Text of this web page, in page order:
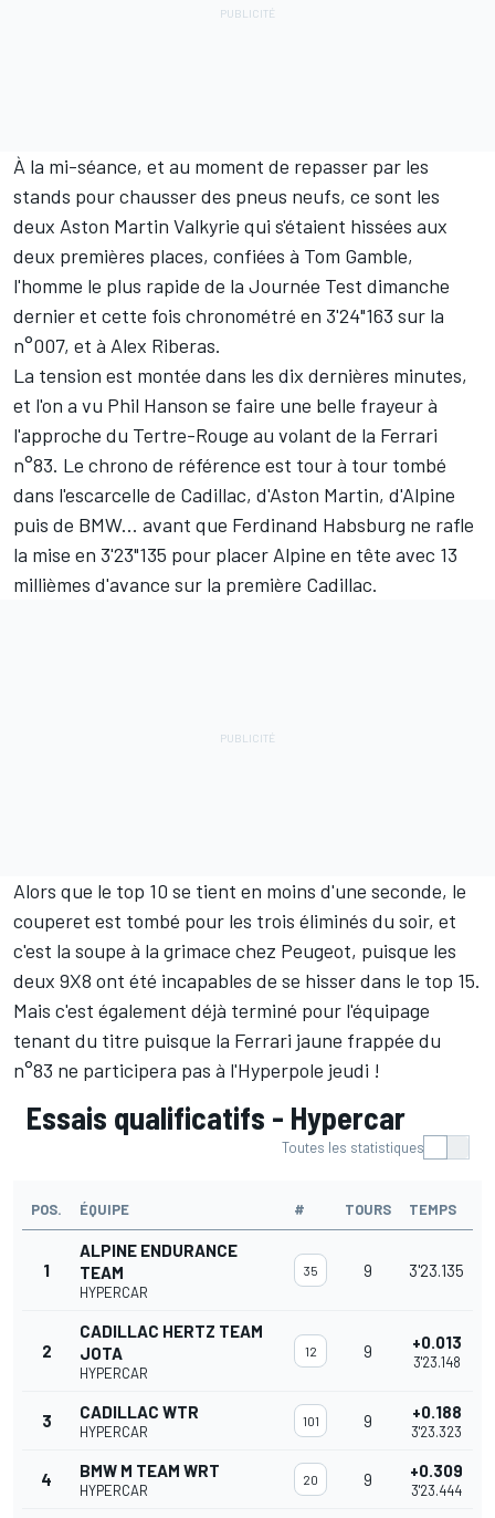
À la mi-séance, et au moment de repasser par les
stands pour chausser des pneus neufs, ce sont les
deux Aston Martin Valkyrie qui s'étaient hissées aux
deux premières places, confiées à Tom Gamble,
l'homme le plus rapide de la Journée Test dimanche
dernier et cette fois chronométré en 3'24"163 sur la
n°007, et à Alex Riberas.
La tension est montée dans les dix dernières minutes,
et l'on a vu Phil Hanson se faire une belle frayeur à
l'approche du Tertre-Rouge au volant de la Ferrari
n°83. Le chrono de référence est tour à tour tombé
dans l'escarcelle de Cadillac, d'Aston Martin, d'Alpine
puis de BMW... avant que Ferdinand Habsburg ne rafle
la mise en 3'23"135 pour placer Alpine en tête avec 13
millièmes d'avance sur la première Cadillac.
Alors que le top 10 se tient en moins d'une seconde, le
couperet est tombé pour les trois éliminés du soir, et
c'est la soupe à la grimace chez Peugeot, puisque les
deux 9X8 ont été incapables de se hisser dans le top 15.
Mais c'est également déjà terminé pour l'équipage
tenant du titre puisque la Ferrari jaune frappée du
n°83 ne participera pas à l'Hyperpole jeudi !
Essais qualificatifs - Hypercar
Toutes les statistiques
POS. ÉQUIPE # TOURS TEMPS
1
ALPINE ENDURANCE
TEAM
HYPERCAR
35 9 3'23.135
2
CADILLAC HERTZ TEAM
JOTA
HYPERCAR
12 9 +0.013
3'23.148
3 CADILLAC WTR
HYPERCAR
101 9 +0.188
3'23.323
4 BMW M TEAM WRT
HYPERCAR
20 9 +0.309
3'23.444